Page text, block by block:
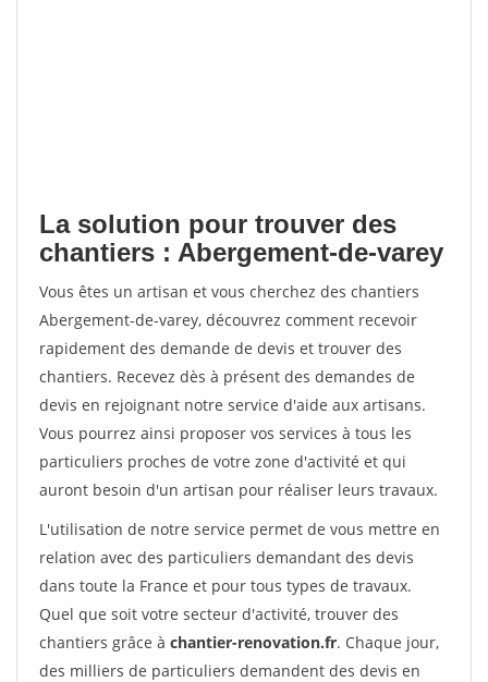
La solution pour trouver des
chantiers : Abergement-de-varey
Vous êtes un artisan et vous cherchez des chantiers
Abergement-de-varey, découvrez comment recevoir
rapidement des demande de devis et trouver des
chantiers. Recevez dès à présent des demandes de
devis en rejoignant notre service d'aide aux artisans.
Vous pourrez ainsi proposer vos services à tous les
particuliers proches de votre zone d'activité et qui
auront besoin d'un artisan pour réaliser leurs travaux.
L'utilisation de notre service permet de vous mettre en
relation avec des particuliers demandant des devis
dans toute la France et pour tous types de travaux.
Quel que soit votre secteur d'activité, trouver des
chantiers grâce à chantier-renovation.fr. Chaque jour,
des milliers de particuliers demandent des devis en